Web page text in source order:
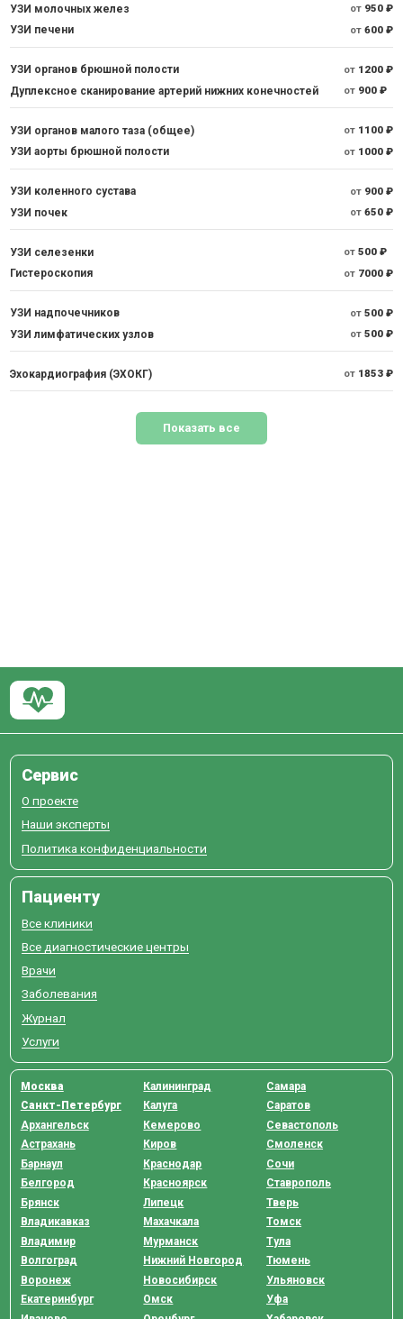
УЗИ молочных желез от 950 ₽
УЗИ печени от 600 ₽
УЗИ органов брюшной полости от 1200 ₽
Дуплексное сканирование артерий нижних конечностей от 900 ₽
УЗИ органов малого таза (общее) от 1100 ₽
УЗИ аорты брюшной полости от 1000 ₽
УЗИ коленного сустава от 900 ₽
УЗИ почек от 650 ₽
УЗИ селезенки от 500 ₽
Гистероскопия от 7000 ₽
УЗИ надпочечников от 500 ₽
УЗИ лимфатических узлов от 500 ₽
Эхокардиография (ЭХОКГ) от 1853 ₽
Показать все
Сервис
О проекте
Наши эксперты
Политика конфиденциальности
Пациенту
Все клиники
Все диагностические центры
Врачи
Заболевания
Журнал
Услуги
Москва
Санкт-Петербург
Архангельск
Астрахань
Барнаул
Белгород
Брянск
Владикавказ
Владимир
Волгоград
Воронеж
Екатеринбург
Калининград
Калуга
Кемерово
Киров
Краснодар
Красноярск
Липецк
Махачкала
Мурманск
Нижний Новгород
Новосибирск
Омск
Самара
Саратов
Севастополь
Смоленск
Сочи
Ставрополь
Тверь
Томск
Тула
Тюмень
Ульяновск
Уфа